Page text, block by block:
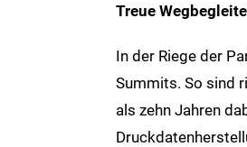
Treue
In der Riege der
Summits. So sind
als zehn Jahren